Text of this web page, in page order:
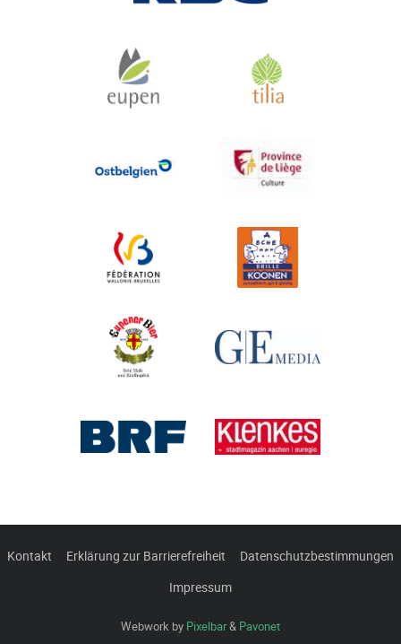
Kontakt Erklärung zur Barrierefreiheit
Datenschutzbestimmungen
Impressum
Webwork by Pixelbar& Pavonet